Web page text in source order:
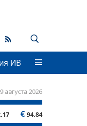
ИВ
9 августа 2026
€ 94.84